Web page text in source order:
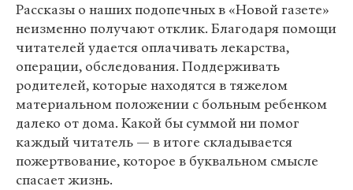
Рассказы о наших подопечных в «Новой газете»
неизменно получают отклик. Благодаря помощи
читателей удается оплачивать лекарства,
операции, обследования. Поддерживать
родителей, которые находятся в тяжелом
материальном положении с больным ребенком
далеко от дома. Какой бы суммой ни помог
каждый читатель — в итоге складывается
пожертвование, которое в буквальном смысле
спасает жизнь.